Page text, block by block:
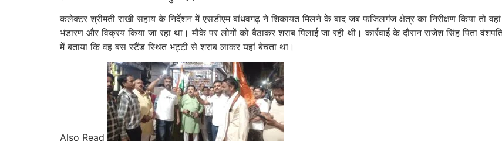
कलेक्टर श्रीमती राखी सहाय के निर्देशन में एसडीएम बांधवगढ़ ने शिकायत मिलने के बाद जब फजिलगंज क्षेत्र का निरीक्षण किया तो
भंडारण और विक्रय किया जा रहा था। मौके पर लोगों को बैठाकर शराब पिलाई जा रही थी। कार्रवाई के दौरान राजेश सिंह पिता
में बताया कि वह बस स्टैंड स्थित भट्टी से शराब लाकर यहां बेचता था।
Also Read